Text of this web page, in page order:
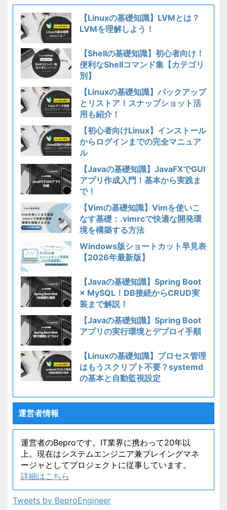
【Linuxの基礎知識】LVMとは？
LVMを理解しよう！
【Shellの基礎知識】初心者向け！
便利なShellコマンド集【カテゴリ
別】
【Linuxの基礎知識】バックアップ
とリストア！スナップショット活
用も紹介！
【初心者向けLinux】インストール
からログインまでの完全マニュア
ル
【Javaの基礎知識】JavaFXでGUI
アプリ作成入門！基本から実践ま
で！
【Vimの基礎知識】Vimを使いこ
なす基礎：.vimrcで快適な開発環
境を構築する方法
Windows版ショートカット早見表
【2026年最新版】
【Javaの基礎知識】Spring Boot
× MySQL！DB接続からCRUD実
装まで解説！
【Javaの基礎知識】Spring Boot
アプリの実行環境とデプロイ手順
【Linuxの基礎知識】プロセス管理
はもうスクリプト不要？systemd
の基本と自動監視設定
運営者情報
運営者のBeproです。IT業界に携わって20年以
上。現在はシステムエンジニア兼プレイングマネ
ージャとしてプロジェクトに従事しています。
詳細はこちら
Tweets by BeproEngineer